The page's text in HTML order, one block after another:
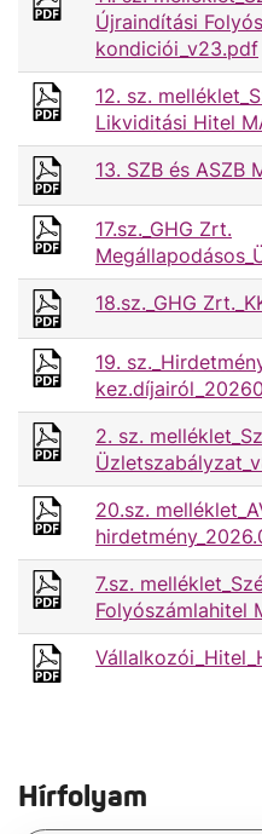
Újraindítási
kondiciói_v23.pdf
12. sz.
Likviditási Hitel
13. SZB és ASZB
17.sz._GHG Zrt.
18.sz._GHG
19.
2. sz.
20.sz.
7.sz.
Folyószámlahitel
Hírfolyam